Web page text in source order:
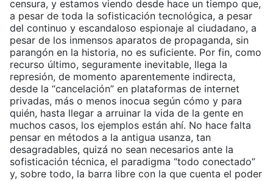
censura, y estamos viendo desde hace un tiempo que,
a pesar de toda la sofisticación tecnológica, a pesar
del continuo y escandaloso espionaje al ciudadano, a
pesar de los inmensos aparatos de propaganda, sin
parangón en la historia, no es suficiente. Por fin, como
recurso último, seguramente inevitable, llega la
represión, de momento aparentemente indirecta,
desde la “cancelación” en plataformas de internet
privadas, más o menos inocua según cómo y para
quién, hasta llegar a arruinar la vida de la gente en
muchos casos, los ejemplos están ahí. No hace falta
pensar en métodos a la antigua usanza, tan
desagradables, quizá no sean necesarios ante la
sofisticación técnica, el paradigma “todo conectado”
y, sobre todo, la barra libre con la que cuenta el poder